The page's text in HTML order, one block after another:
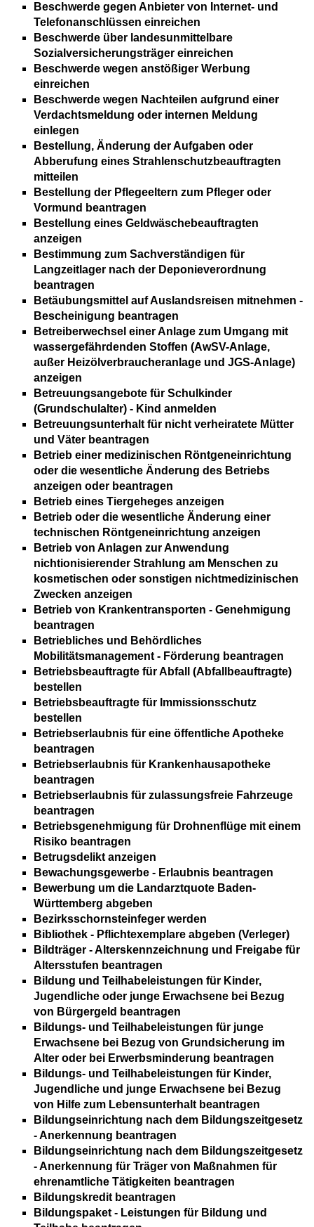
Beschwerde gegen Anbieter von Internet- und
Telefonanschlüssen einreichen
Beschwerde über landesunmittelbare
Sozialversicherungsträger einreichen
Beschwerde wegen anstößiger Werbung
einreichen
Beschwerde wegen Nachteilen aufgrund einer
Verdachtsmeldung oder internen Meldung
einlegen
Bestellung, Änderung der Aufgaben oder
Abberufung eines Strahlenschutzbeauftragten
mitteilen
Bestellung der Pflegeeltern zum Pfleger oder
Vormund beantragen
Bestellung eines Geldwäschebeauftragten
anzeigen
Bestimmung zum Sachverständigen für
Langzeitlager nach der Deponieverordnung
beantragen
Betäubungsmittel auf Auslandsreisen mitnehmen -
Bescheinigung beantragen
Betreiberwechsel einer Anlage zum Umgang mit
wassergefährdenden Stoffen (AwSV-Anlage,
außer Heizölverbraucheranlage und JGS-Anlage)
anzeigen
Betreuungsangebote für Schulkinder
(Grundschulalter) - Kind anmelden
Betreuungsunterhalt für nicht verheiratete Mütter
und Väter beantragen
Betrieb einer medizinischen Röntgeneinrichtung
oder die wesentliche Änderung des Betriebs
anzeigen oder beantragen
Betrieb eines Tiergeheges anzeigen
Betrieb oder die wesentliche Änderung einer
technischen Röntgeneinrichtung anzeigen
Betrieb von Anlagen zur Anwendung
nichtionisierender Strahlung am Menschen zu
kosmetischen oder sonstigen nichtmedizinischen
Zwecken anzeigen
Betrieb von Krankentransporten - Genehmigung
beantragen
Betriebliches und Behördliches
Mobilitätsmanagement - Förderung beantragen
Betriebsbeauftragte für Abfall (Abfallbeauftragte)
bestellen
Betriebsbeauftragte für Immissionsschutz
bestellen
Betriebserlaubnis für eine öffentliche Apotheke
beantragen
Betriebserlaubnis für Krankenhausapotheke
beantragen
Betriebserlaubnis für zulassungsfreie Fahrzeuge
beantragen
Betriebsgenehmigung für Drohnenflüge mit einem
Risiko beantragen
Betrugsdelikt anzeigen
Bewachungsgewerbe - Erlaubnis beantragen
Bewerbung um die Landarztquote Baden-
Württemberg abgeben
Bezirksschornsteinfeger werden
Bibliothek - Pflichtexemplare abgeben (Verleger)
Bildträger - Alterskennzeichnung und Freigabe für
Altersstufen beantragen
Bildung und Teilhabeleistungen für Kinder,
Jugendliche oder junge Erwachsene bei Bezug
von Bürgergeld beantragen
Bildungs- und Teilhabeleistungen für junge
Erwachsene bei Bezug von Grundsicherung im
Alter oder bei Erwerbsminderung beantragen
Bildungs- und Teilhabeleistungen für Kinder,
Jugendliche und junge Erwachsene bei Bezug
von Hilfe zum Lebensunterhalt beantragen
Bildungseinrichtung nach dem Bildungszeitgesetz
- Anerkennung beantragen
Bildungseinrichtung nach dem Bildungszeitgesetz
- Anerkennung für Träger von Maßnahmen für
ehrenamtliche Tätigkeiten beantragen
Bildungskredit beantragen
Bildungspaket - Leistungen für Bildung und